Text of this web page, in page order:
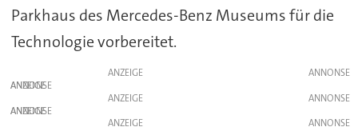
Parkhaus des Mercedes-Benz Museums für die
Technologie vorbereitet.
ANZEIGE
ANZEIGE
ANZEIGE
ANZEIGE
ANZEIGE